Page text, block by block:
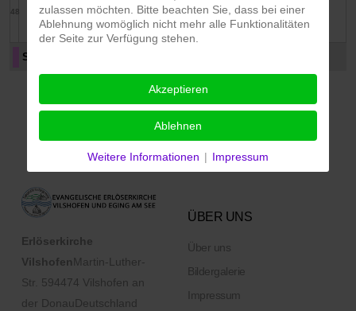
48
Seniorenkreis
Erlöserkirche
Vilshofen Martin-Luther-
Str. 594474 Vilshofen an
der Donau Deutschland
ÜBER UNS
Über uns
Bildergalerie
Impressum
zulassen möchten. Bitte beachten Sie, dass bei einer
Ablehnung womöglich nicht mehr alle Funktionalitäten
der Seite zur Verfügung stehen.
Akzeptieren
Ablehnen
Weitere Informationen | Impressum